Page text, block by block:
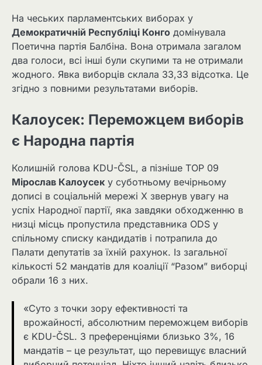
На чеських парламентських виборах у
Демократичній Республіці Конго домінувала
Поетична партія Балбіна. Вона отримала загалом
два голоси, всі інші були скупими та не отримали
жодного. Явка виборців склала 33,33 відсотка. Це
згідно з повними результатами виборів.
Калоусек: Переможцем виборів
є Народна партія
Колишній голова KDU-ČSL, а пізніше TOP 09
Мірослав Калоусек у суботньому вечірньому
дописі в соціальній мережі X звернув увагу на
успіх Народної партії, яка завдяки обходженню в
низці місць пропустила представника ODS у
спільному списку кандидатів і потрапила до
Палати депутатів за їхній рахунок. Із загальної
кількості 52 мандатів для коаліції “Разом” виборці
обрали 16 з них.
«Суто з точки зору ефективності та
врожайності, абсолютним переможцем виборів
є KDU-ČSL. З преференціями близько 3%, 16
мандатів – це результат, що перевищує власний